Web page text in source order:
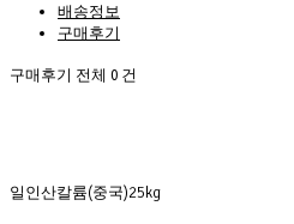
배송정보
구매후기
구매후기 전체 0 건
일인산칼륨(중국)25kg